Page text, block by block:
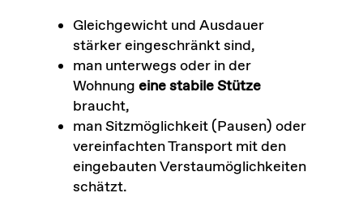
Gleichgewicht und Ausdauer
stärker eingeschränkt sind,
man unterwegs oder in der
Wohnung eine stabile Stütze
braucht,
man Sitzmöglichkeit (Pausen) oder
vereinfachten Transport mit den
eingebauten Verstaumöglichkeiten
schätzt.